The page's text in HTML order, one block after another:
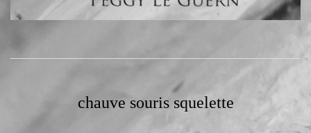
chauve souris squelette